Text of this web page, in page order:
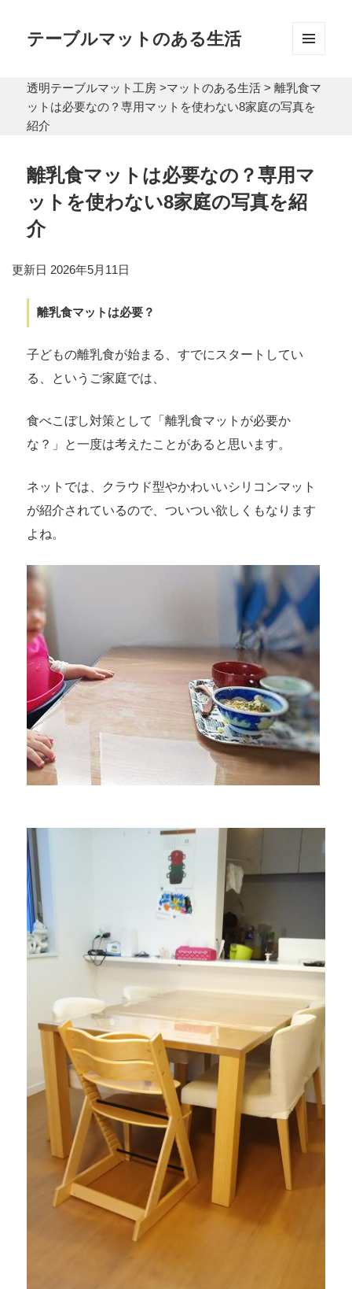
テーブルマットのある生活
ィジェ
ット
透明テーブルマット工房>マットのある生活> 離乳食マ
ットは必要なの？専用マットを使わない8家庭の写真を
紹介
離乳食マットは必要なの？専用マ
ットを使わない8家庭の写真を紹
介
更新日 2026年5月11日
離乳食マットは必要？
子どもの離乳食が始まる、すでにスタートしてい
る、というご家庭では、
食べこぼし対策として「離乳食マットが必要か
な？」と一度は考えたことがあると思います。
ネットでは、クラウド型やかわいいシリコンマット
が紹介されているので、ついつい欲しくもなります
よね。